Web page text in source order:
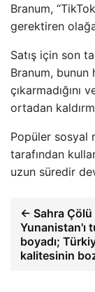
Branum,
gerektiren
Satış için son
Branum,
çıkarmadığını
ortadan
Popüler sosyal
tarafından
uzun süredir
← Sahra
Yunanistan'ı
boyadı;
kalitesinin